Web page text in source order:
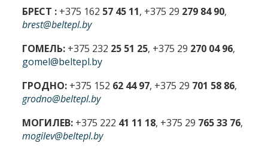
БРЕСТ : +375 162 57 45 11, +375 29 279 84 90,
brest@beltepl.by
ГОМЕЛЬ: +375 232 25 51 25, +375 29 270 04 96,
gomel@beltepl.by
ГРОДНО: +375 152 62 44 97, +375 29 701 58 86,
grodno@beltepl.by
МОГИЛЕВ: +375 222 41 11 18, +375 29 765 33 76,
mogilev@beltepl.by